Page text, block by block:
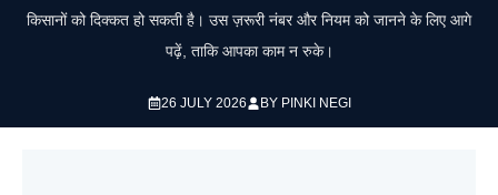
किसानों को दिक्कत हो सकती है। उस ज़रूरी नंबर और नियम को जानने के लिए आगे
पढ़ें, ताकि आपका काम न रुके।
26 JULY 2026 BY PINKI NEGI